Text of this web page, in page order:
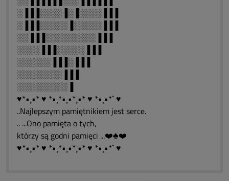
░▐▐▐░░░░▐░▐░░░░▐▐▐
░▐▐▐░░░░░▐░░░░░▐▐▐
░░▐▐▐░░░░░░░░░▐▐▐
░░░░▐▐▐░░░░░▐▐▐
░░░░░░▐▐▐░▐▐▐
░░░░░░░░▐▐▐
░░░░░░░░░▐
♥*•¸•* ♥ *•¸*•¸•*¸•* ♥ *•¸•*` ♥
..Najlepszym pamiętnikiem jest serce.
.. ...Ono pamięta o tych,
którzy są godni pamięci ...❤️♣❤️
♥*•¸•* ♥ *•¸*•¸•*¸•* ♥ *•¸•*` ♥